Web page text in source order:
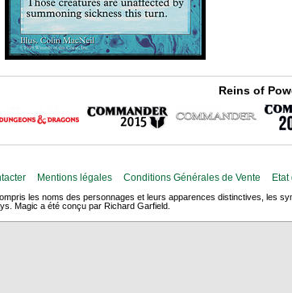
Reins of
Mentions légales Conditions Générales de Vente
les noms des personnages et leurs apparences distinctives, les
Magic a été conçu par Richard Garfield.